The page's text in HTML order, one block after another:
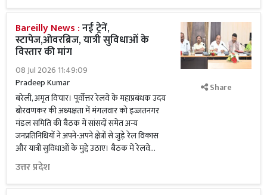
Bareilly News :नई ट्रेनें,
स्टापेज,ओवरब्रिज, यात्री सुविधाओं के
विस्तार की मांग
08 Jul 2026 11:49:09
Pradeep Kumar
बरेली, अमृत विचार। पूर्वोत्तर रेलवे के महाप्रबंधक उदय
बोरवणकर की अध्यक्षता में मंगलवार को इज्जतनगर
मंडल समिति की बैठक में सांसदों समेत अन्य
जनप्रतिनिधियों ने अपने-अपने क्षेत्रों से जुड़े रेल विकास
और यात्री सुविधाओं के मुद्दे उठाए। बैठक में रेलवे...
उत्तर प्रदेश
Share